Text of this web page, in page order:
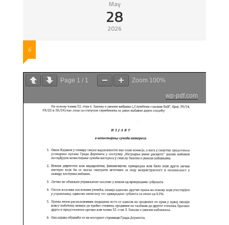
May
28
2026
6
Page 1 / 1 Zoom 100%
wp-pdf.com